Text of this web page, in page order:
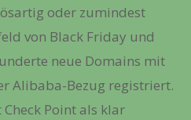
oder zumindest
von Black Friday und
neue Domains mit
Alibaba-Bezug registriert.
Point als klar